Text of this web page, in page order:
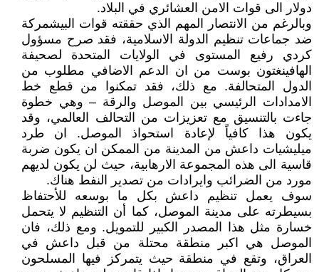
دولار الى قوات الامن العشائري في البلاد.
وبالرغم من الانتصار المهم الذي حققته قوات البيشمركة
ضد جماعات تنظيم الدولة الاسلامية، فقد صرح مسؤول
كردي رفيع المستوى في الولايات المتحدة لصحيفة
الهافينغتون بوست من ان الدعم الاضافي مطلوب من
الدول المتحالفة. مع ذلك، فقد تمكنوا من قطع خط
الامدادات الرئيسي بين الموصل والرقة – وهي خطوة
جاءت بالتنسيق مع تعزيزات من التحالف العالمي، وقد
يكون هذا كافياً لإعادة استحواذ الموصل. ان طرد
ميليشيات داعش من المدينة من الممكن ان يكون ضربة
قاسية الى هذه المجموعة الارهابية، حيث لن يكون لديهم
مورد من الضرائب وايرادات من تصدير النفط هناك.
سوف يعمل تنظيم داعش بكل ما بوسعه للأحتفاظ
بسيطرته على مدينة الموصل، كما أن التنظيم لا يتحمل
خسارة مثل هذا المصدر الكبير للتمويل. ومع ذلك، فان
الموصل هي اكبر منطقة محتلة من قبل داعش في
العراق، وتقع في منطقة حيث يتمركز فيها المسلحون